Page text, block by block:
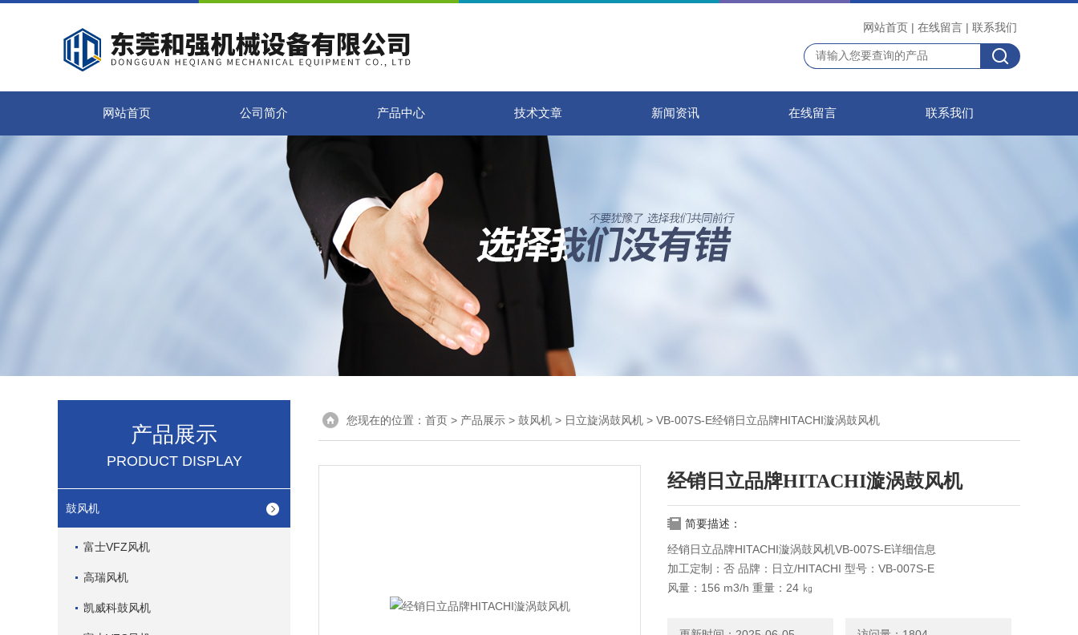
网站首页 | 在线留言 | 联系我们
网站首页 公司简介 产品中心 技术文章 新闻资讯 在线留言 联系我们
产品展示
PRODUCT DISPLAY
鼓风机
富士VFZ风机
高瑞风机
凯威科鼓风机
您现在的位置： 首页 > 产品展示 > 鼓风机 > 日立旋涡鼓风机 > VB-007S-E经销日立品牌HITACHI漩涡鼓风机
经销日立品牌HITACHI漩涡鼓风机
简要描述：
经销日立品牌HITACHI漩涡鼓风机VB-007S-E详细信息
加工定制：否 品牌：日立/HITACHI 型号：VB-007S-E
风量：156 m3/h 重量：24 ㎏